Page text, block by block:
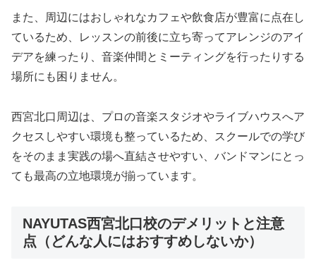
また、周辺にはおしゃれなカフェや飲食店が豊富に点在し
ているため、レッスンの前後に立ち寄ってアレンジのアイ
デアを練ったり、音楽仲間とミーティングを行ったりする
場所にも困りません。
西宮北口周辺は、プロの音楽スタジオやライブハウスへア
クセスしやすい環境も整っているため、スクールでの学び
をそのまま実践の場へ直結させやすい、バンドマンにとっ
ても最高の立地環境が揃っています。
NAYUTAS西宮北口校のデメリットと注意
点（どんな人にはおすすめしないか）